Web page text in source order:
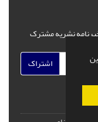
نشریه مشترک
اشتراک